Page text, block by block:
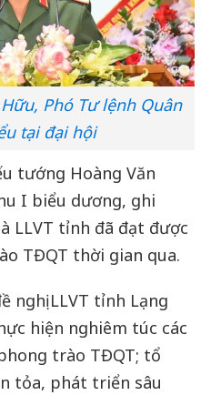
Phó Tư lệnh Quân
tại đại hội
tướng Hoàng Văn
I biểu dương, ghi
LLVT tỉnh đã đạt được
TĐQT thời gian qua.
nghị LLVT tỉnh Lạng
hiện nghiêm túc các
trào TĐQT; tổ
tỏa, phát triển sâu